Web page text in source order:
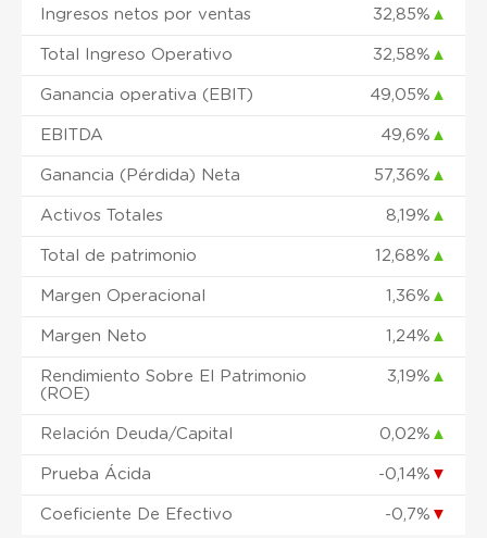
Ingresos netos por ventas 32,85% ▲
Total Ingreso Operativo 32,58% ▲
Ganancia operativa (EBIT) 49,05% ▲
EBITDA 49,6% ▲
Ganancia (Pérdida) Neta 57,36% ▲
Activos Totales 8,19% ▲
Total de patrimonio 12,68% ▲
Margen Operacional 1,36% ▲
Margen Neto 1,24% ▲
Rendimiento Sobre El Patrimonio
(ROE)
3,19% ▲
Relación Deuda/Capital 0,02% ▲
Prueba Ácida -0,14% ▼
Coeficiente De Efectivo -0,7% ▼